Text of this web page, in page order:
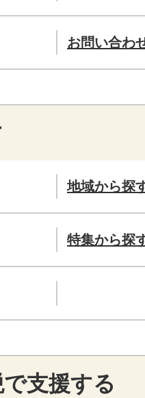
お問い合わ
地域から探
特集から探
支援する